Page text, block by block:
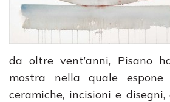
da oltre vent’anni, Pisano
mostra nella quale espone
ceramiche, incisioni e